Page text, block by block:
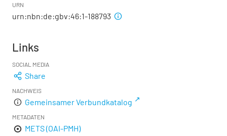
URN
urn:nbn:de:gbv:46:1-188793
Links
SOCIAL MEDIA
Share
NACHWEIS
Gemeinsamer Verbundkatalog
METADATEN
METS (OAI-PMH)